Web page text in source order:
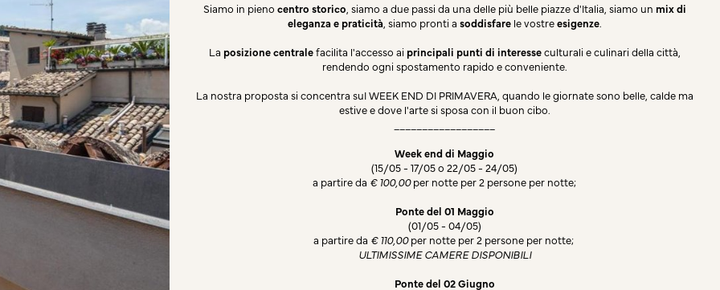
Siamo in pieno centro storico, siamo a due passi da una delle più belle piazze d'Italia, siamo un mix di
eleganza e praticità, siamo pronti a soddisfarele vostreesigenze.
La posizione centralefacilita l'accesso ai principali punti di interesseculturali e culinari della città,
rendendo ogni spostamento rapido e conveniente.
La nostra proposta si concentra suI WEEK END DI PRIMAVERA, quando le giornate sono belle, calde ma
estive e dove l'arte si sposa con il buon cibo.
Week end di Maggio
(15/05 - 17/05 o 22/05 - 24/05)
a partire da € 100,00per notte per 2 persone per notte;
Ponte del 01 Maggio
(01/05 - 04/05)
a partire da € 110,00per notte per 2 persone per notte;
ULTIMISSIME CAMERE DISPONIBILI
Ponte del 02 Giugno